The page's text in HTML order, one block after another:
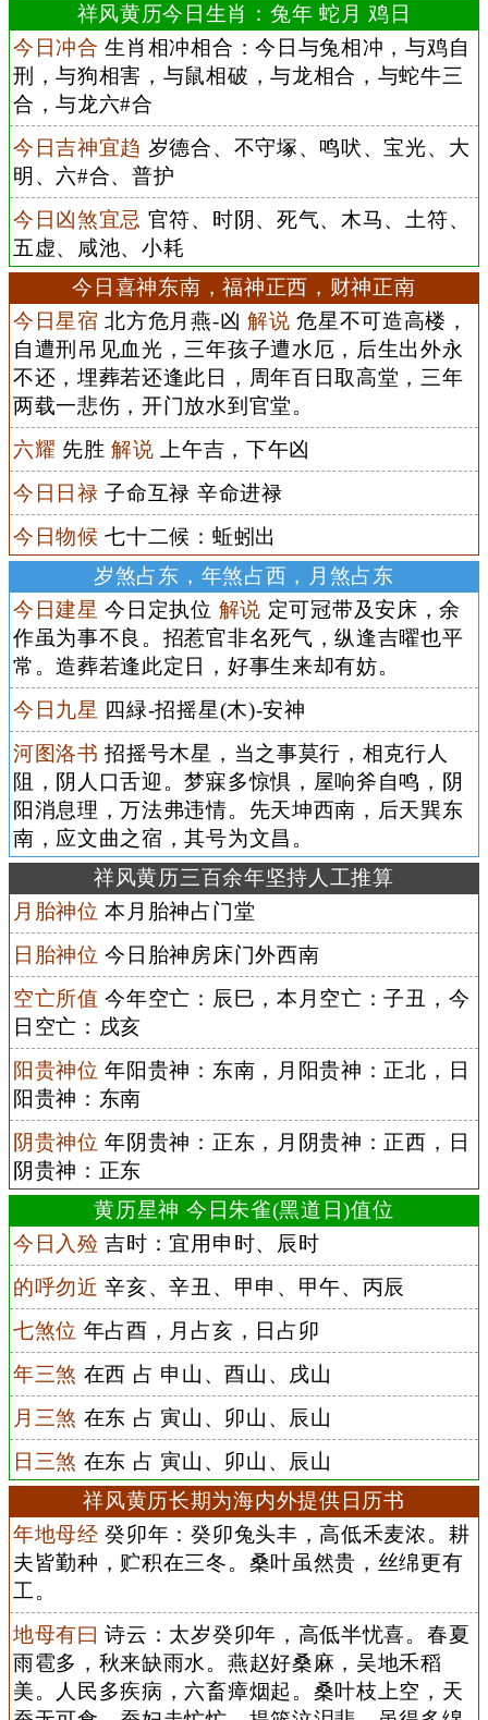
祥风黄历今日生肖：兔年 蛇月 鸡日
今日冲合 生肖相冲相合：今日与兔相冲，与鸡自
刑，与狗相害，与鼠相破，与龙相合，与蛇牛三
合，与龙六#合
今日吉神宜趋 岁德合、不守塚、鸣吠、宝光、大
明、六#合、普护
今日凶煞宜忌 官符、时阴、死气、木马、土符、
五虚、咸池、小耗
今日喜神东南，福神正西，财神正南
今日星宿 北方危月燕-凶 解说 危星不可造高楼，
自遭刑吊见血光，三年孩子遭水厄，后生出外永
不还，埋葬若还逢此日，周年百日取高堂，三年
两载一悲伤，开门放水到官堂。
六耀 先胜解说 上午吉，下午凶
今日日禄 子命互禄 辛命进禄
今日物候 七十二候：蚯蚓出
岁煞占东，年煞占西，月煞占东
今日建星 今日定执位 解说 定可冠带及安床，余
作虽为事不良。招惹官非名死气，纵逢吉曜也平
常。造葬若逢此定日，好事生来却有妨。
今日九星 四緑-招摇星(木)-安神
河图洛书 招摇号木星，当之事莫行，相克行人
阻，阴人口舌迎。梦寐多惊惧，屋响斧自鸣，阴
阳消息理，万法弗违情。先天坤西南，后天巽东
南，应文曲之宿，其号为文昌。
祥风黄历三百余年坚持人工推算
月胎神位 本月胎神占门堂
日胎神位 今日胎神房床门外西南
空亡所值 今年空亡：辰巳，本月空亡：子丑，今
日空亡：戌亥
阳贵神位 年阳贵神：东南，月阳贵神：正北，日
阳贵神：东南
阴贵神位 年阴贵神：正东，月阴贵神：正西，日
阴贵神：正东
黄历星神 今日朱雀(黑道日)值位
今日入殓 吉时：宜用申时、辰时
的呼勿近 辛亥、辛丑、甲申、甲午、丙辰
七煞位 年占酉，月占亥，日占卯
年三煞 在西 占 申山、酉山、戌山
月三煞 在东 占 寅山、卯山、辰山
日三煞 在东 占 寅山、卯山、辰山
祥风黄历长期为海内外提供日历书
年地母经 癸卯年：癸卯兔头丰，高低禾麦浓。耕
夫皆勤种，贮积在三冬。桑叶虽然贵，丝绵更有
工。
地母有曰 诗云：太岁癸卯年，高低半忧喜。春夏
雨雹多，秋来缺雨水。燕赵好桑麻，吴地禾稻
美。人民多疾病，六畜瘴烟起。桑叶枝上空，天